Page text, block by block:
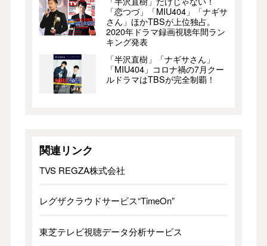
「恋つづ」「MIU404」「ナギサ
さん」ほかTBSが上位独占。
2020年ドラマ録画視聴年間ラン
キング発表
「半沢直樹」「ナギサさん」
「MIU404」コロナ禍の7月クー
ルドラマはTBSが完全制覇！
関連リンク
TVS REGZA株式会社
レグザクラウドサービス“TimeOn”
東芝テレビ視聴データ分析サービス